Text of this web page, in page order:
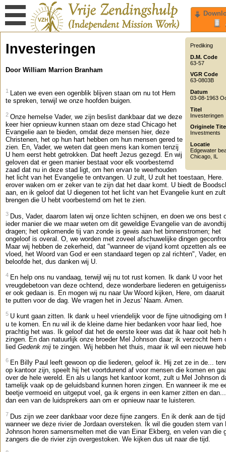
Prediking
D.M. Code
63-57
VGR Code
63-0803B
Datum
03-08-1963
Titel
Investeringen
Originele
Investments
Locatie
Edgewater
Chicago IL
Investeringen
Door William Marrion Branham
1 Laten we even een ogenblik blijven staan om nu tot Hem
te spreken, terwijl we onze hoofden buigen.
2 Onze hemelse Vader, we zijn beslist dankbaar dat we deze
keer hier opnieuw kunnen staan om deze stad Chicago het
Evangelie aan te bieden, omdat deze mensen hier, deze
Christenen, het op hun hart hebben om hun mensen gered te
zien. En, Vader, we weten dat geen mens kan komen tenzij
U hem eerst hebt getrokken. Dat heeft Jezus gezegd. En wij
geloven dat er geen manier bestaat voor elk voorbestemd
zaad dat nu in deze stad ligt, om hen ervan te weerhouden
het licht van het Evangelie te ontvangen. U zult, U zult het toestaan, Here.
erover waken om er zeker van te zijn dat het daar komt. U biedt de
aan, en ik geloof dat U diegenen tot het licht van het Evangelie kunt en zult
brengen die U hebt voorbestemd om het te zien.
3 Dus, Vader, daarom laten wij onze lichten schijnen, en doen we ons best
ieder manier die we maar weten om dit geweldige Evangelie van de
dragen; het opkomende tij van zonde is gewis aan het binnenstromen; het
ongeloof is overal. O, we worden met zoveel afschuwelijke dingen
Maar wij hebben de zekerheid, dat "wanneer de vijand komt opzetten als
vloed, het Woord van God er een standaard tegen op zal richten", Vader,
beloofde het, dus danken wij U.
4 En help ons nu vandaag, terwijl wij nu tot rust komen. Ik dank U voor het
vreugdebetoon van deze ochtend, deze wonderbare liederen en
er ook gedaan is. En mogen wij nu naar Uw Woord kijken, Here, om
te putten voor de dag. We vragen het in Jezus' Naam. Amen.
5 U kunt gaan zitten. Ik dank u heel vriendelijk voor de fijne uitnodiging om
u te komen. En nu wil ik de kleine dame hier bedanken voor haar lied, hoe
prachtig het was. Ik geloof dat het de eerste keer was dat ik haar ooit heb
zingen. En dan natuurlijk onze broeder Mel Johnson daar; ik verzocht hem
lied Gedenk mij te zingen. Wij hebben het thuis, maar ik wil een nieuwe
6 En Billy Paul leeft gewoon op die liederen, geloof ik. Hij zet ze in de...
op kantoor zijn, speelt hij het voortdurend af voor mensen die komen en
over de hele wereld. En als u langs het kantoor komt, zult u Mel Johnson
tamelijk vaak op de geluidsband kunnen horen zingen. En wanneer ik me
beetje vermoeid en uitgeput voel, ga ik ergens in een kamer zitten en
dan een van de luidsprekers aan om er opnieuw naar te luisteren.
7 Dus zijn we zeer dankbaar voor deze fijne zangers. En ik denk aan de tijd
wanneer we deze rivier de Jordaan oversteken. Ik wil die gouden stem van
Johnson horen samensmelten met die van Einar Ekberg, en velen van die
zangers die de rivier zijn overgestoken. We kijken dus uit naar die tijd.